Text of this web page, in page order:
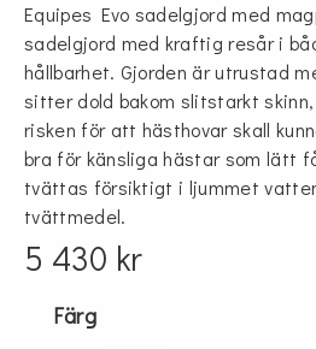
Equipes Evo sadelgjord med
sadelgjord med kraftig resår i
hållbarhet. Gjorden är utrustad
sitter dold bakom slitstarkt
risken för att hästhovar skall
bra för känsliga hästar som lätt
tvättas försiktigt i ljummet
tvättmedel.
5 430 kr
Färg